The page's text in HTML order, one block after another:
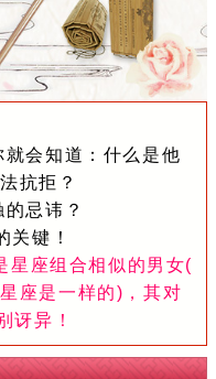
会知道：什么是他
抗拒？
忌讳？
键！
星座组合相似的男女(
座是一样的)，其对
讶异！